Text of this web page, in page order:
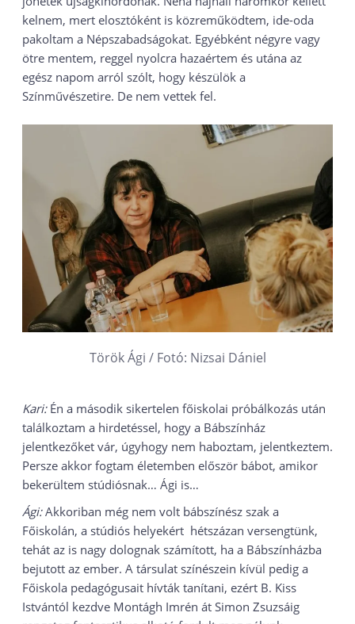
kelnem, mert elosztóként is közreműködtem, ide-oda
pakoltam a Népszabadságokat. Egyébként négyre vagy
ötre mentem, reggel nyolcra hazaértem és utána az
egész napom arról szólt, hogy készülök a
Színművészetire. De nem vettek fel.
Török Ági / Fotó: Nizsai Dániel
Kari: Én a második sikertelen főiskolai próbálkozás után
találkoztam a hirdetéssel, hogy a Bábszínház
jelentkezőket vár, úgyhogy nem haboztam, jelentkeztem.
Persze akkor fogtam életemben először bábot, amikor
bekerültem stúdiósnak… Ági is…
Ági:Akkoriban még nem volt bábszínész szak a
Főiskolán, a stúdiós helyekért hétszázan versengtünk,
tehát az is nagy dolognak számított, ha a Bábszínházba
bejutott az ember. A társulat színészein kívül pedig a
Főiskola pedagógusait hívták tanítani, ezért B. Kiss
Istvántól kezdve Montágh Imrén át Simon Zsuzsáig